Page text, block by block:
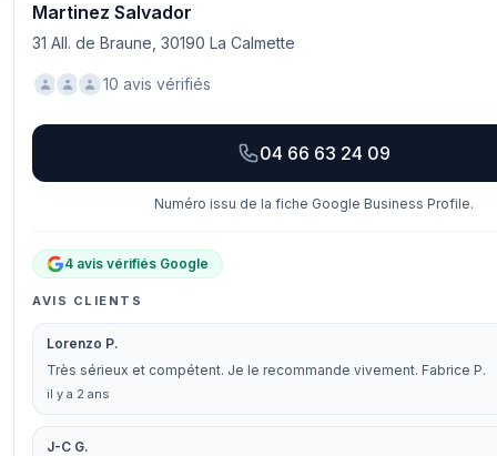
Martinez Salvador
31 All. de Braune, 30190 La Calmette
10 avis vérifiés
04 66 63 24 09
Numéro issu de la fiche Google Business Profile.
4 avis vérifiés Google
AVIS CLIENTS
Lorenzo P.
Très sérieux et compétent. Je le recommande vivement. Fabrice P.
il y a 2 ans
J-C G.